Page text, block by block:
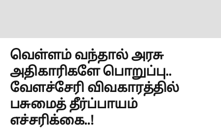
வெள்ளம் வந்தால் அரசு
அதிகாரிகளே பொறுப்பு..
வேளச்சேரி விவகாரத்தில்
பசுமைத் தீர்ப்பாயம்
எச்சரிக்கை..!